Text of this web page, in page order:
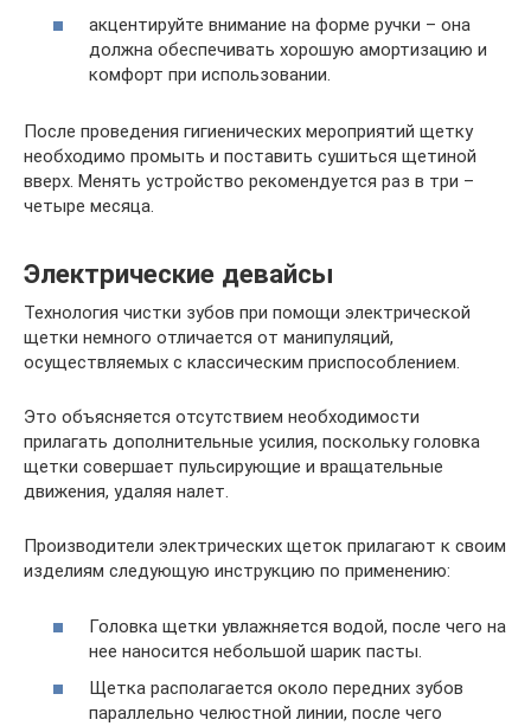
акцентируйте внимание на форме ручки – она
должна обеспечивать хорошую амортизацию и
комфорт при использовании.
После проведения гигиенических мероприятий щетку
необходимо промыть и поставить сушиться щетиной
вверх. Менять устройство рекомендуется раз в три –
четыре месяца.
Электрические девайсы
Технология чистки зубов при помощи электрической
щетки немного отличается от манипуляций,
осуществляемых с классическим приспособлением.
Это объясняется отсутствием необходимости
прилагать дополнительные усилия, поскольку головка
щетки совершает пульсирующие и вращательные
движения, удаляя налет.
Производители электрических щеток прилагают к своим
изделиям следующую инструкцию по применению:
Головка щетки увлажняется водой, после чего на
нее наносится небольшой шарик пасты.
Щетка располагается около передних зубов
параллельно челюстной линии, после чего